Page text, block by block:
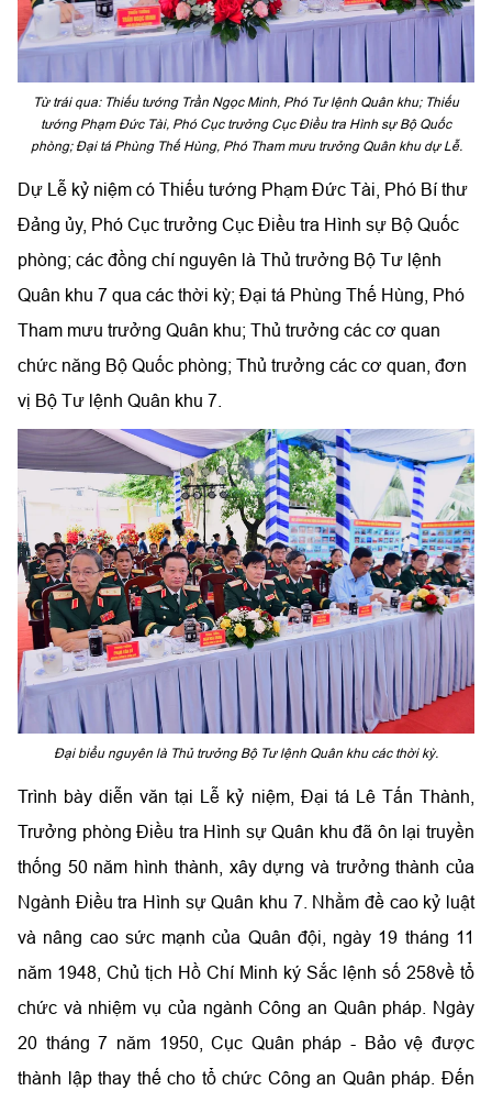
Từ trái qua: Thiếu tướng Trần Ngọc Minh, Phó Tư lệnh Quân khu; Thiếu
tướng Phạm Đức Tài, Phó Cục trưởng Cục Điều tra Hình sự Bộ Quốc
phòng; Đại tá Phùng Thế Hùng, Phó Tham mưu trưởng Quân khu dự Lễ.
Dự Lễ kỷ niệm có Thiếu tướng Phạm Đức Tài, Phó Bí thư
Đảng ủy, Phó Cục trưởng Cục Điều tra Hình sự Bộ Quốc
phòng; các đồng chí nguyên là Thủ trưởng Bộ Tư lệnh
Quân khu 7 qua các thời kỳ; Đại tá Phùng Thế Hùng, Phó
Tham mưu trưởng Quân khu; Thủ trưởng các cơ quan
chức năng Bộ Quốc phòng; Thủ trưởng các cơ quan, đơn
vị Bộ Tư lệnh Quân khu 7.
Đại biểu nguyên là Thủ trưởng Bộ Tư lệnh Quân khu các thời kỳ.
Trình bày diễn văn tại Lễ kỷ niệm, Đại tá Lê Tấn Thành,
Trưởng phòng Điều tra Hình sự Quân khu đã ôn lại truyền
thống 50 năm hình thành, xây dựng và trưởng thành của
Ngành Điều tra Hình sự Quân khu 7. Nhằm đề cao kỷ luật
và nâng cao sức mạnh của Quân đội, ngày 19 tháng 11
năm 1948, Chủ tịch Hồ Chí Minh ký Sắc lệnh số 258về tổ
chức và nhiệm vụ của ngành Công an Quân pháp. Ngày
20 tháng 7 năm 1950, Cục Quân pháp - Bảo vệ được
thành lập thay thế cho tổ chức Công an Quân pháp. Đến